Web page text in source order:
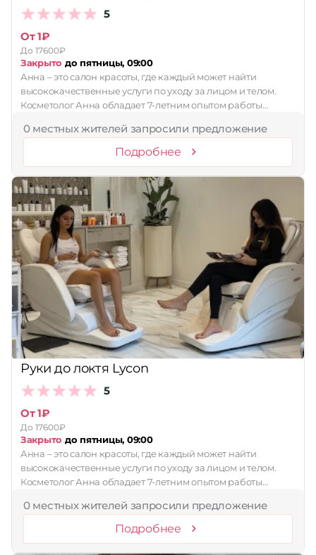
5
От 1₽
До 17600₽
Закрыто до пятницы, 09:00
Анна – это салон красоты, где каждый может найти
высококачественные услуги по уходу за лицом и телом.
Косметолог Анна обладает 7-летним опытом работы…
0 местных жителей запросили предложение
Подробнее
Руки до локтя Lycon
5
От 1₽
До 17600₽
Закрыто до пятницы, 09:00
Анна – это салон красоты, где каждый может найти
высококачественные услуги по уходу за лицом и телом.
Косметолог Анна обладает 7-летним опытом работы…
0 местных жителей запросили предложение
Подробнее